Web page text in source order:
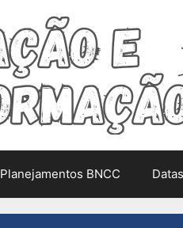
Planejamentos BNCC